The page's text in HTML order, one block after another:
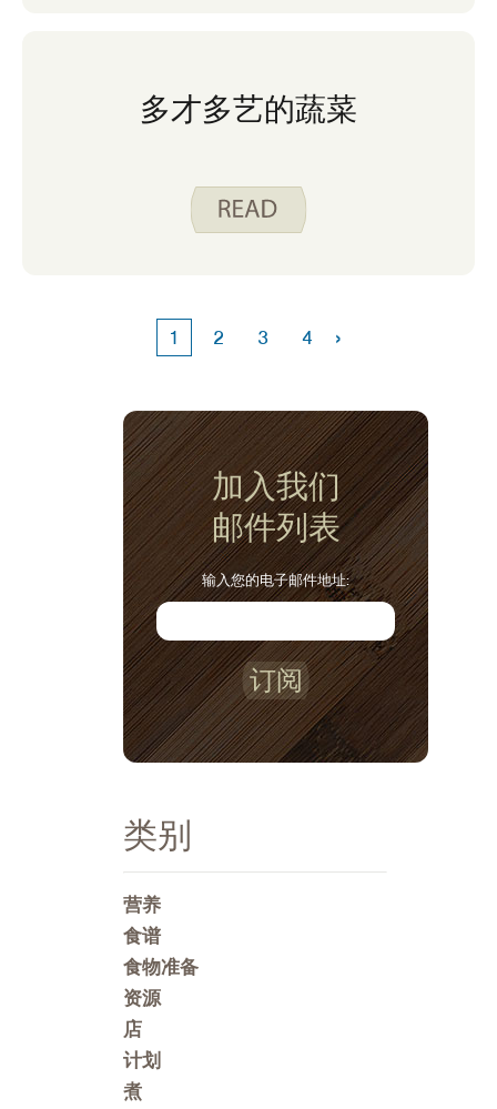
备视频 。 吃得聪明。 有几个农产品视频，我多才多艺的蔬菜
1 2 3 4 ›
加入我们
邮件列表
输入您的电子邮件地址:
订阅
类别
营养
食谱
食物准备
资源
店
计划
煮